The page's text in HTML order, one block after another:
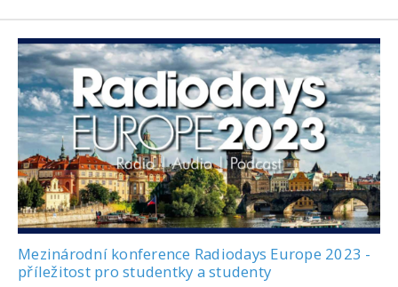
Mezinárodní konference Radiodays Europe 2023 -
příležitost pro studentky a studenty